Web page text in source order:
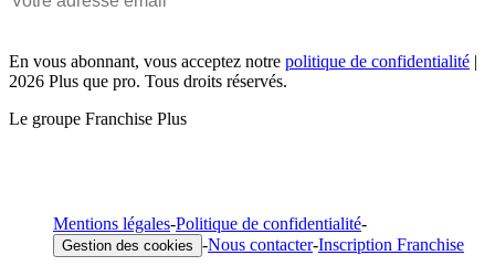
En vous abonnant, vous acceptez notre politique de confidentialité |
2026 Plus que pro. Tous droits réservés.
Le groupe Franchise Plus
Mentions légales-Politique de confidentialité-
Gestion des cookies -Nous contacter-Inscription Franchise